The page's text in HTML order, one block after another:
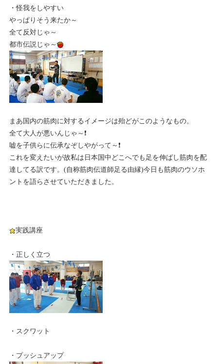
・怪我をしやすい
やっぱりそう来たか～
全て反対じゃ～
都市伝説じゃ～
まあ国内の筋肉に対するイメージは殆どがこのようなもの。
全て大人が悪いんじゃ～❗
嘘を子供らに伝承なぞしやがって～❗
これを変えたいが故私は日本国中どこへでも足を伸ばし筋肉を配
達してる訳です。(自称筋肉伝道師足る由縁)今日も筋肉のウソホ
ントを語らさせていただきました。
実践講座
・正しく立つ
・スクワット
・プッシュアップ